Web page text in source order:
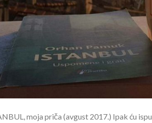
moja priča (avgust 2017.) Ipak ću